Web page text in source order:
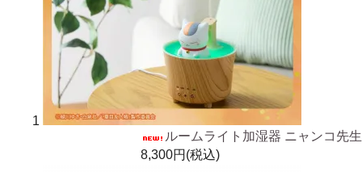
1
ルームライト加湿器 ニャンコ先生
8,300円(税込)